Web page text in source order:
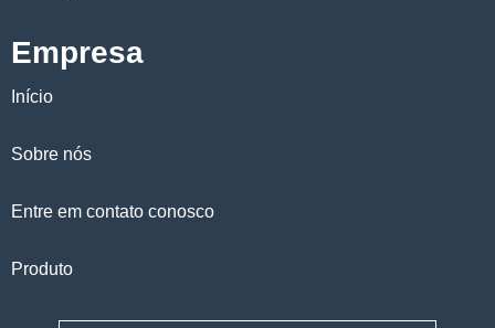
Empresa
Início
Sobre nós
Entre em contato conosco
Produto